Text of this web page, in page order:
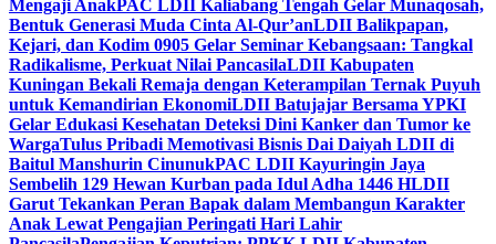
Mengaji AnakPAC LDII Kaliabang Tengah Gelar Munaqosah,
Bentuk Generasi Muda Cinta Al-Qur’anLDII Balikpapan,
Kejari, dan Kodim 0905 Gelar Seminar Kebangsaan: Tangkal
Radikalisme, Perkuat Nilai PancasilaLDII Kabupaten
Kuningan Bekali Remaja dengan Keterampilan Ternak Puyuh
untuk Kemandirian EkonomiLDII Batujajar Bersama YPKI
Gelar Edukasi Kesehatan Deteksi Dini Kanker dan Tumor ke
WargaTulus Pribadi Memotivasi Bisnis Dai Daiyah LDII di
Baitul Manshurin CinunukPAC LDII Kayuringin Jaya
Sembelih 129 Hewan Kurban pada Idul Adha 1446 HLDII
Garut Tekankan Peran Bapak dalam Membangun Karakter
Anak Lewat Pengajian Peringati Hari Lahir